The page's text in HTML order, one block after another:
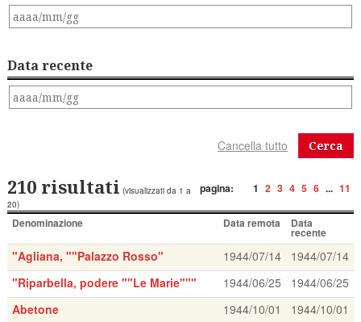
Data recente
Cerca
pagina: 1 2 3 4 5 6 ... 11
210 risultati (visualizzati da 1 a
20)
Denominazione Data remota Data
recente
"Agliana, ""Palazzo Rosso" 1944/07/14
1944/07/14
"Riparbella, podere ""Le Marie"""
1944/06/25
1944/06/25
Abetone
1944/10/01
1944/10/01